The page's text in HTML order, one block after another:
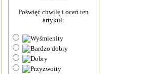
Poświęć chwilę i oceń ten
artykuł: